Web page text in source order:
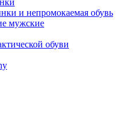
и непромокаемая обувь
мужские
обуви